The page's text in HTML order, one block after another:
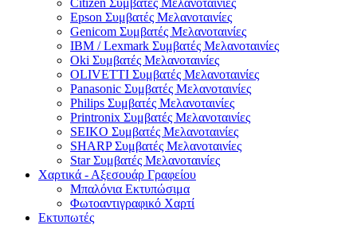
Citizen Συμβατές Μελανοταινίες
Epson Συμβατές Μελανοταινίες
Genicom Συμβατές Μελανοταινίες
IBM / Lexmark Συμβατές Μελανοταινίες
Oki Συμβατές Μελανοταινίες
OLIVETTI Συμβατές Μελανοταινίες
Panasonic Συμβατές Μελανοταινίες
Philips Συμβατές Μελανοταινίες
Printronix Συμβατές Μελανοταινίες
SEIKO Συμβατές Μελανοταινίες
SHARP Συμβατές Μελανοταινίες
Star Συμβατές Μελανοταινίες
Χαρτικά - Αξεσουάρ Γραφείου
Μπαλόνια Εκτυπώσιμα
Φωτοαντιγραφικό Χαρτί
Εκτυπωτές